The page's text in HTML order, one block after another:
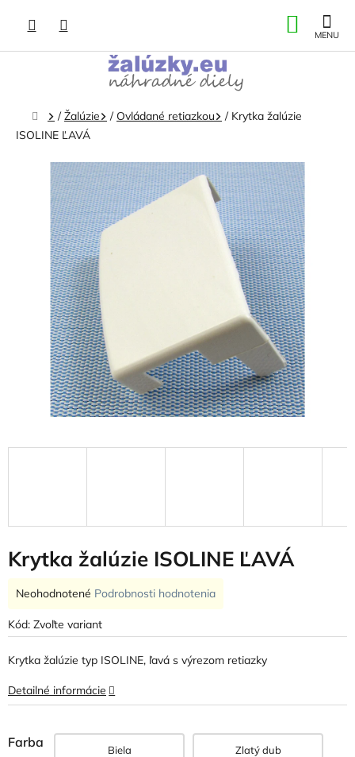
obsah
KOŠÍK
Domov
/ Žalúzie / Ovládané retiazkou / Krytka žalúzie
ISOLINE ĽAVÁ
Krytka žalúzie ISOLINE ĽAVÁ
Kód: Zvoľte variant
Farba Biela Zlatý dub
Krytka žalúzie typ ISOLINE, ľavá s výrezom retiazky
Detailné informácie
Priemerné
produktu
je
0,0
z
hviezdičiek.
Neohodnotené Podrobnosti hodnotenia